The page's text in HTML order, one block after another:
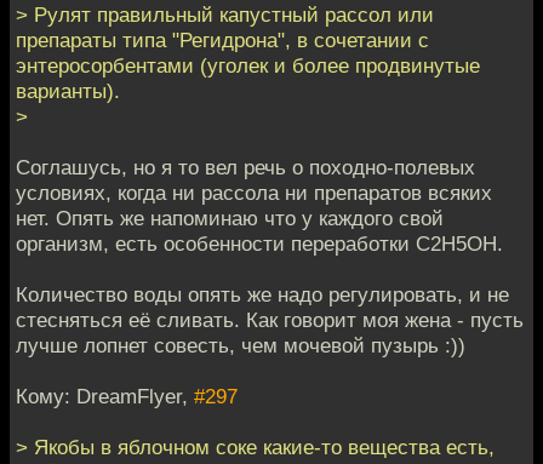
> Рулят правильный капустный рассол или
препараты типа "Регидрона", в сочетании с
энтеросорбентами (уголек и более продвинутые
варианты).
>
Соглашусь, но я то вел речь о походно-полевых
условиях, когда ни рассола ни препаратов всяких
нет. Опять же напоминаю что у каждого свой
организм, есть особенности переработки C2H5OH.
Количество воды опять же надо регулировать, и не
стесняться её сливать. Как говорит моя жена - пусть
лучше лопнет совесть, чем мочевой пузырь :))
Кому: DreamFlyer, #297
> Якобы в яблочном соке какие-то вещества есть,